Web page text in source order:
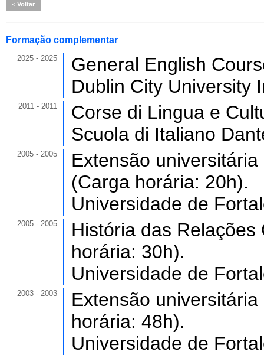
Voltar
Formação complementar
2025 - 2025
General English
Dublin City University
2011 - 2011
Corse di Lingua e
Scuola di Italiano
2005 - 2005
Extensão
(Carga horária: 20h).
Universidade de
2005 - 2005
História das
horária: 30h).
Universidade de
2003 - 2003
Extensão
horária: 48h).
Universidade de